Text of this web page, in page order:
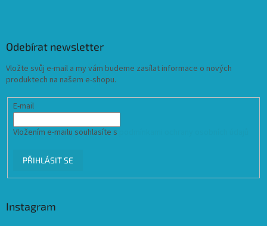
Odebírat newsletter
Vložte svůj e-mail a my vám budeme zasílat informace o nových
produktech na našem e-shopu.
E-mail
Vložením e-mailu souhlasíte s
PŘIHLÁSIT SE
Instagram